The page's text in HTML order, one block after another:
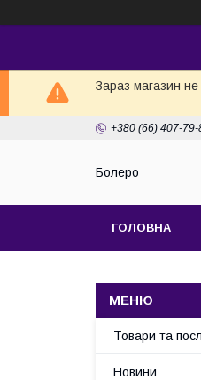
Зараз магазин
+380 (66) 407-79-
Болеро
ГОЛОВНА
Товари та
Новини